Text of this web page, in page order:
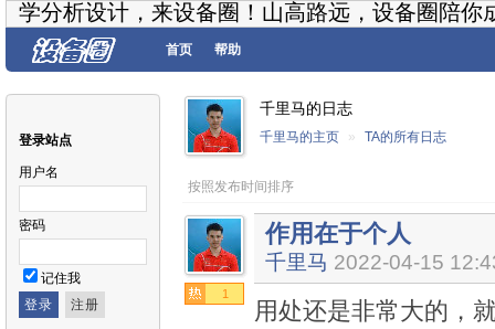
学分析设计，来设备圈！山高路远，设备圈陪你
首页 帮助
登录站点
用户名
密码
记住我
千里马的日志
千里马的主页 » TA的所有日志
按照发布时间排序
1
作用在于个人
千里马 2022-04-15
用处还是非常大的，